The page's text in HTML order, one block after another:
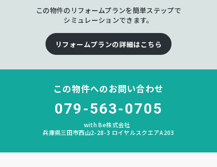
鹿の子台
なし
この物件のリフォームプランを簡単ステップで
シミュレーションできます。
リフォームプランの詳細はこちら
この物件へのお問い合わせ
079-563-0705
with Be株式会社
兵庫県三田市西山2-28-3 ロイヤルスクエアA203